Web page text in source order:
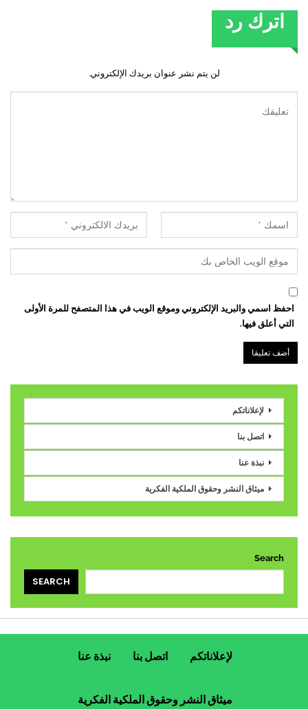
اترك رد
لن يتم نشر عنوان بريدك الإلكتروني.
احفظ اسمي والبريد الإلكتروني وموقع الويب في هذا المتصفح للمرة الأولى
التي أعلق فيها.
لإعلاناتكم
اتصل بنا
نبذة عنا
ميثاق النشر وحقوق الملكية الفكرية
Search
SEARCH
لإعلاناتكم اتصل بنا نبذة عنا
ميثاق النشر وحقوق الملكية الفكرية